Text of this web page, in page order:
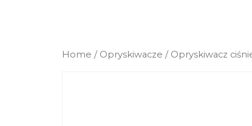
Home / Opryskiwacze / Opryskiwacz